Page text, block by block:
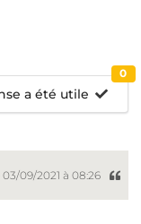
a été utile
0
03/09/2021 à 08:26